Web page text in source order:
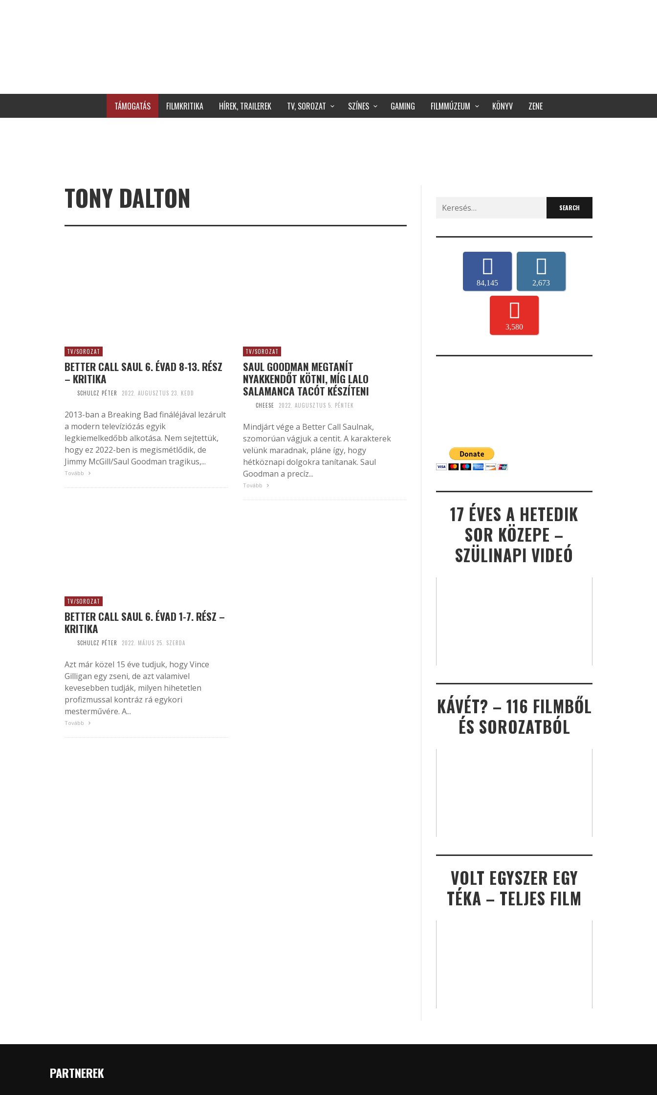
TÁMOGATÁS FILMKRITIKA HÍREK, TRAILEREK TV, SOROZAT SZÍNES GAMING FILMMÚZEUM KÖNYV ZENE
TONY DALTON
TV/SOROZAT
BETTER CALL SAUL 6. ÉVAD 8-13. RÉSZ
– KRITIKA
SCHULCZ PÉTER 2022. AUGUSZTUS 23. KEDD
2013-ban a Breaking Bad fináléjával lezárult
a modern televíziózás egyik
legkiemelkedőbb alkotása. Nem sejtettük,
hogy ez 2022-ben is megismétlődik, de
Jimmy McGill/Saul Goodman tragikus,...
Tovább
TV/SOROZAT
SAUL GOODMAN MEGTANÍT
NYAKKENDŐT KÖTNI, MÍG LALO
SALAMANCA TACÓT KÉSZÍTENI
CHEESE 2022. AUGUSZTUS 5. PÉNTEK
Mindjárt vége a Better Call Saulnak,
szomorúan vágjuk a centit. A karakterek
velünk maradnak, pláne így, hogy
hétköznapi dolgokra tanítanak. Saul
Goodman a precíz...
Tovább
TV/SOROZAT
BETTER CALL SAUL 6. ÉVAD 1-7. RÉSZ –
KRITIKA
SCHULCZ PÉTER 2022. MÁJUS 25. SZERDA
Azt már közel 15 éve tudjuk, hogy Vince
Gilligan egy zseni, de azt valamivel
kevesebben tudják, milyen hihetetlen
profizmussal kontráz rá egykori
mesterművére. A...
Tovább
Search
for:
84,145 2,673
3,580
17 ÉVES A HETEDIK
SOR KÖZEPE –
SZÜLINAPI VIDEÓ
KÁVÉT? – 116 FILMBŐL
ÉS SOROZATBÓL
VOLT EGYSZER EGY
TÉKA – TELJES FILM
PARTNEREK